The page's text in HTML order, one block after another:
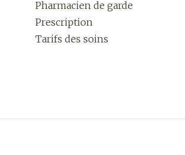
Pharmacien de garde
Prescription
Tarifs des soins